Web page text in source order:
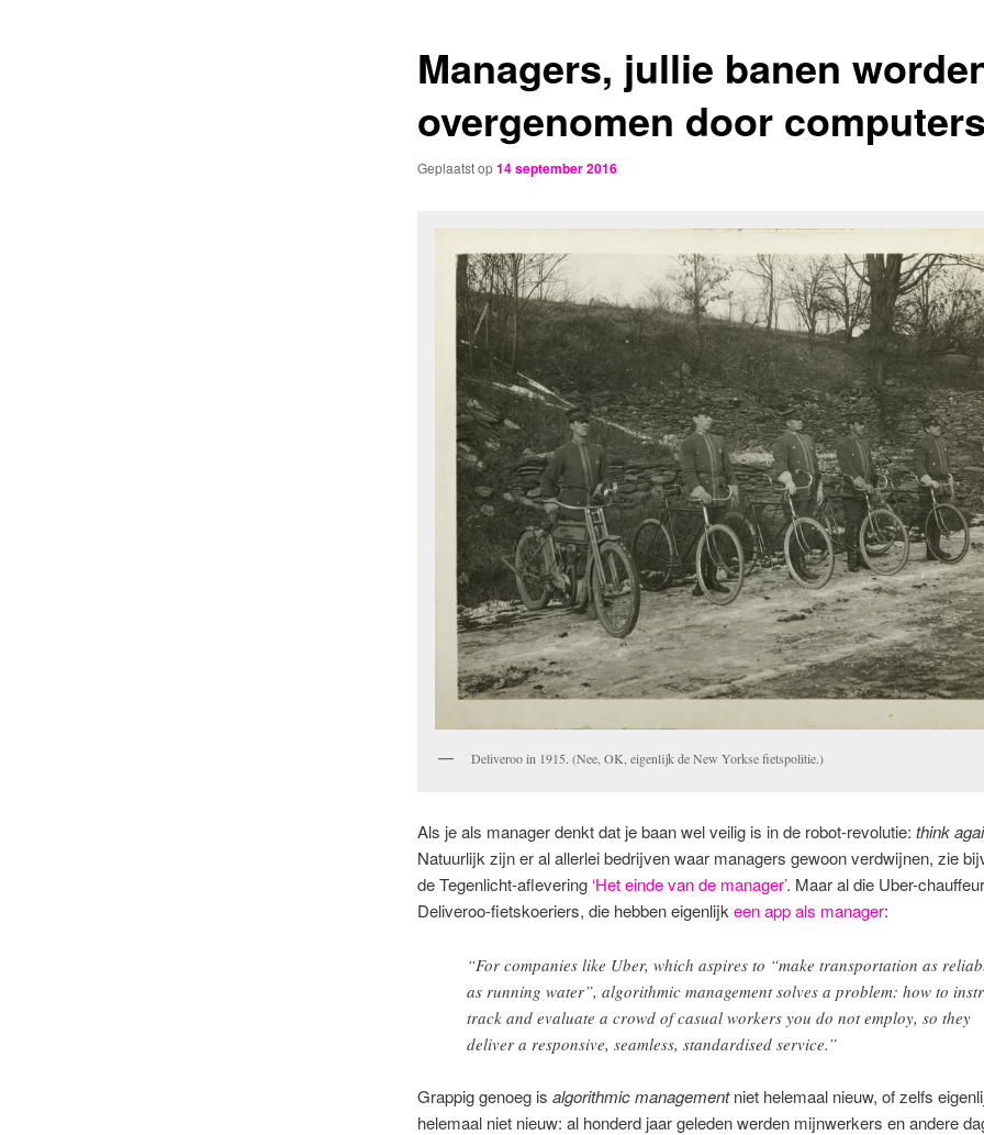
Managers, jullie banen
overgenomen door
Geplaatst op14 september 2016
Deliveroo in 1915. (Nee, OK, eigenlijk de New Yorkse fietspolitie.)
Als je als manager denkt dat je baan wel veilig is in de robot-revolutie: think
Natuurlijk zijn er al allerlei bedrijven waar managers gewoon verdwijnen, zie
de Tegenlicht-aflevering ‘Het einde van de manager’. Maar al die Uber-
Deliveroo-fietskoeriers, die hebben eigenlijkeen app als manager:
“For companies like Uber, which aspires to “make transportation as
as running water”, algorithmic management solves a problem: how to
track and evaluate a crowd of casual workers you do not employ, so they
deliver a responsive, seamless, standardised service.”
Grappig genoeg is algorithmic managementniet helemaal nieuw, of zelfs
helemaal niet nieuw: al honderd jaar geleden werden mijnwerkers en andere